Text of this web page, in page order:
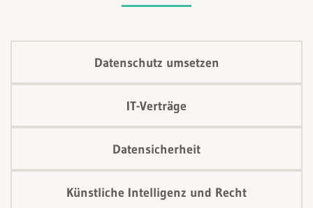
Datenschutz umsetzen
IT-Verträge
Datensicherheit
Künstliche Intelligenz und Recht